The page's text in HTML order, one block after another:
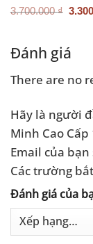
3.700.000₫ Giá
₫.
Đánh giá
There are no
Hãy là người
Minh Cao
Email của
Các trường
Đánh giá của